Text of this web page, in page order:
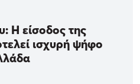
Η είσοδος της
ισχυρή ψήφο